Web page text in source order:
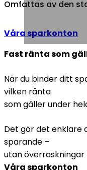
Omfattas av den
Våra sparkonton
Fast ränta som
När du binder ditt
vilken ränta
som gäller under
Det gör det enklare
sparande –
utan överraskningar
Våra sparkonton